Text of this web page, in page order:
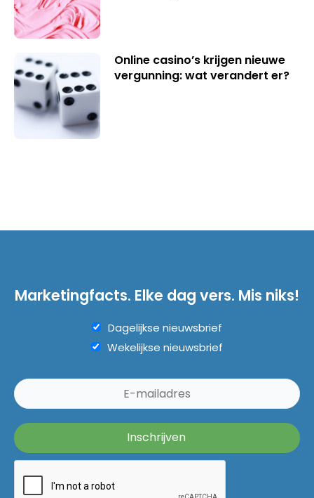
Online casino’s krijgen nieuwe
vergunning: wat verandert er?
Marketingfacts. Elke dag vers. Mis niks!
Dagelijkse nieuwsbrief
Wekelijkse nieuwsbrief